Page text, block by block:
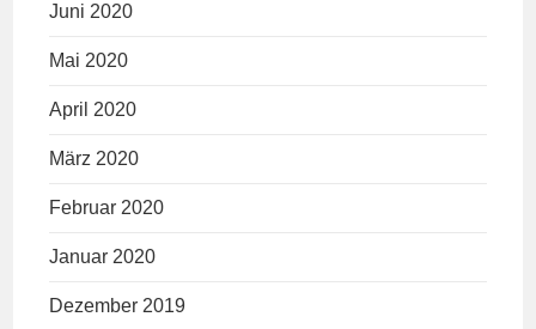
Juni 2020
Mai 2020
April 2020
März 2020
Februar 2020
Januar 2020
Dezember 2019